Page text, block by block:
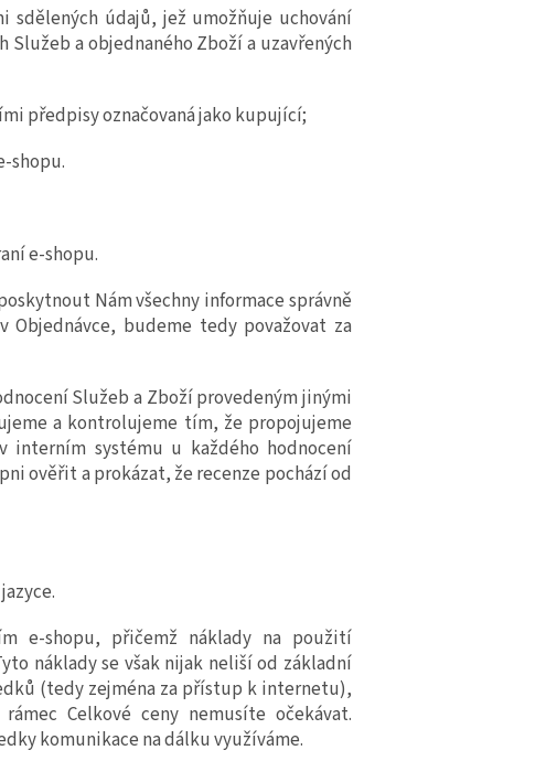
sdělených údajů, jež umožňuje uchování
Služeb a objednaného Zboží a uzavřených
předpisy označovaná jako kupující;
-shopu.
e-shopu.
Nám všechny informace správně
budeme tedy považovat za
Služeb a Zboží provedeným jinými
a kontrolujeme tím, že propojujeme
interním systému u každého hodnocení
ověřit a prokázat, že recenze pochází od
e-shopu, přičemž náklady na použití
náklady se však nijak neliší od základní
(tedy zejména za přístup k internetu),
Celkové ceny nemusíte očekávat.
komunikace na dálku využíváme.